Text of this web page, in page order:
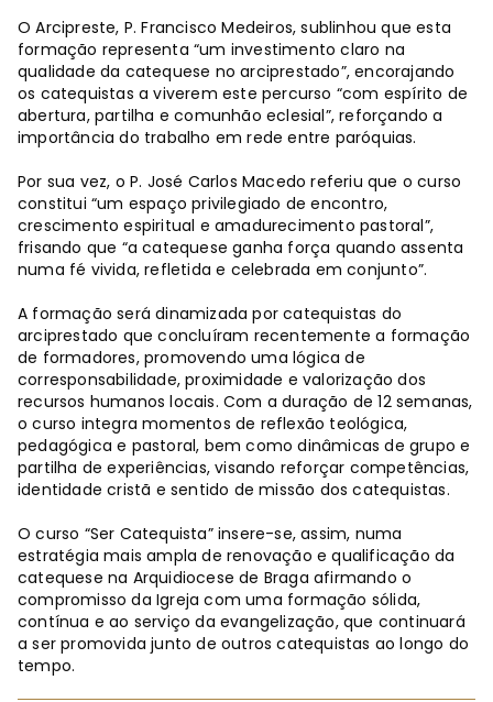
O Arcipreste, P. Francisco Medeiros, sublinhou que esta
formação representa “um investimento claro na
qualidade da catequese no arciprestado”, encorajando
os catequistas a viverem este percurso “com espírito de
abertura, partilha e comunhão eclesial”, reforçando a
importância do trabalho em rede entre paróquias.
Por sua vez, o P. José Carlos Macedo referiu que o curso
constitui “um espaço privilegiado de encontro,
crescimento espiritual e amadurecimento pastoral”,
frisando que “a catequese ganha força quando assenta
numa fé vivida, refletida e celebrada em conjunto”.
A formação será dinamizada por catequistas do
arciprestado que concluíram recentemente a formação
de formadores, promovendo uma lógica de
corresponsabilidade, proximidade e valorização dos
recursos humanos locais. Com a duração de 12 semanas,
o curso integra momentos de reflexão teológica,
pedagógica e pastoral, bem como dinâmicas de grupo e
partilha de experiências, visando reforçar competências,
identidade cristã e sentido de missão dos catequistas.
O curso “Ser Catequista” insere-se, assim, numa
estratégia mais ampla de renovação e qualificação da
catequese na Arquidiocese de Braga afirmando o
compromisso da Igreja com uma formação sólida,
contínua e ao serviço da evangelização, que continuará
a ser promovida junto de outros catequistas ao longo do
tempo.